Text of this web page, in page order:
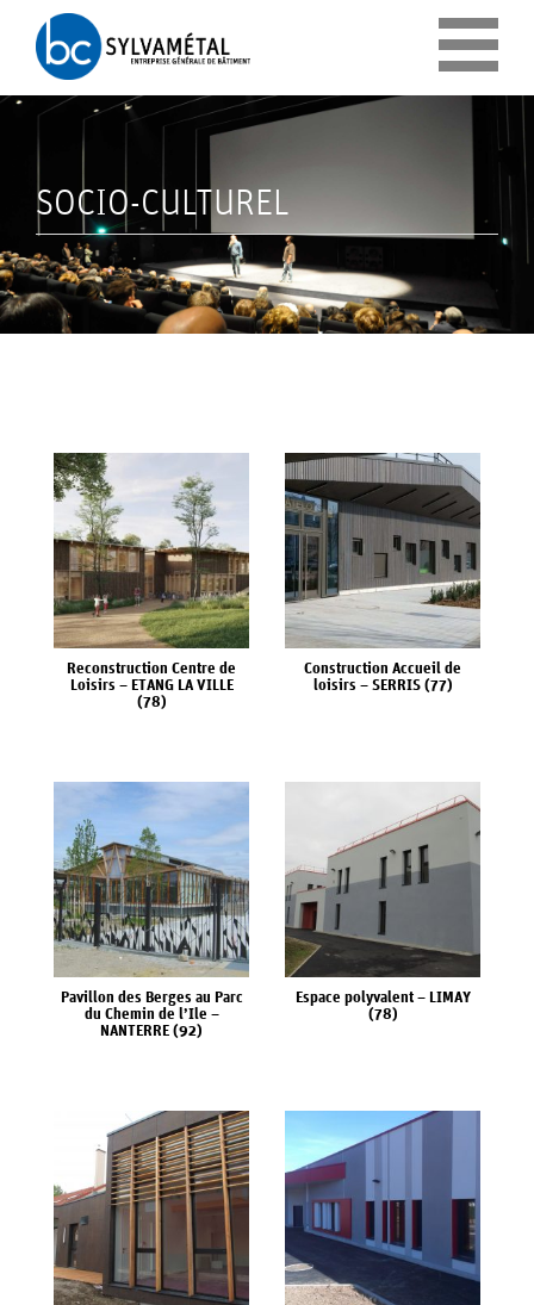
ENTREPRISE
SOMMES-
NOUS ?
ENGAGEMENTS
RÉALISATIONS
SOCIO-
CULTUREL
SCOLAIRE
BÂTIMENTS
INDUSTRIELS
RÉHABILITATIONS
LOGEMENTS
CONCEPTION/RÉALISATION-
ACTUALITÉS
MÉDIATHÈQUE
SOCIO-CULTUREL
Reconstruction Centre de
Loisirs – ETANG LA VILLE
(78)
Construction Accueil de
loisirs – SERRIS (77)
Pavillon des Berges au Parc
du Chemin de l’Ile –
NANTERRE (92)
Espace polyvalent – LIMAY
(78)
Panneau de gestion des cookies